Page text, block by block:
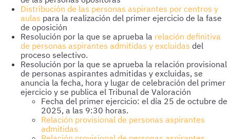
Distribución de las personas aspirantes por centros y
aulas para la realización del primer ejercicio de la fase
de oposición
Resolución por la que se aprueba la relación definitiva
de personas aspirantes admitidas y excluidas del
proceso selectivo.
Resolución por la que se aprueba la relación provisional
de personas aspirantes admitidas y excluidas, se
anuncia la fecha, hora y lugar de celebración del primer
ejercicio y se publica el Tribunal de Valoración
Fecha del primer ejercicio: el día 25 de octubre de
2025, a las 9:30 horas.
Relación provisional de personas aspirantes
admitidas